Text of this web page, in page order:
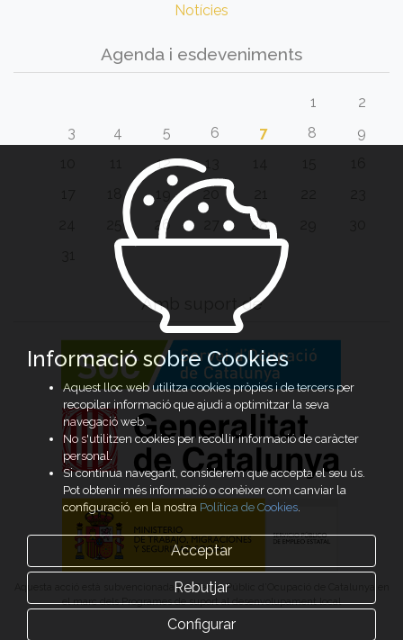
Notícies
Agenda i esdeveniments
1
2
3
4 5 6 7 8
9
12 13
20
26 28
Amb suport de
Aquesta acció està subvencionada pel Servei Públic d’Ocupació de Catalunya en
el marc dels Programes de suport al desenvolupament local
Informació sobre Cookies
Aquest lloc web utilitza cookies pròpies i de tercers per
recopilar informació que ajudi a optimitzar la seva
navegació web.
No s'utilitzen cookies per recollir informació de caràcter
personal.
Si continua navegant, considerem que accepta el seu ús.
Pot obtenir més informació o conèixer com canviar la
configuració, en la nostra Política de Cookies.
Acceptar
Rebutjar
Configurar